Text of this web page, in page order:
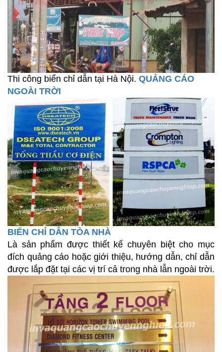
Thi công biển chỉ dẫn tại Hà Nội. QUẢNG CÁO
NGOÀI TRỜI
BIỂN CHỈ DẪN TÒA NHÀ
Là sản phẩm được thiết kế chuyên biệt cho mục
đích quảng cáo hoặc giới thiệu, hướng dẫn, chỉ dẫn
được lắp đặt tại các vị trí cả trong nhà lẫn ngoài trời.